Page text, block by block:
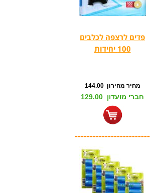
פדים לרצפה לכלבים
100 יחידות
מחיר מחירון 144.00
חברי מועדון 129.00
-------------------------